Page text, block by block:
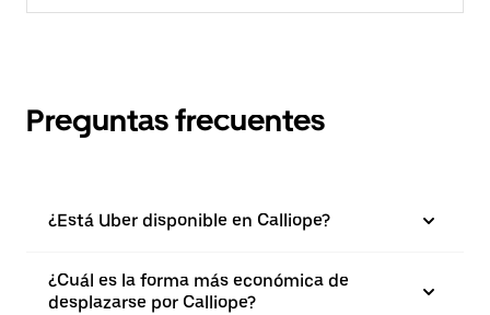
Preguntas frecuentes
¿Está Uber disponible en Calliope?
¿Cuál es la forma más económica de
desplazarse por Calliope?